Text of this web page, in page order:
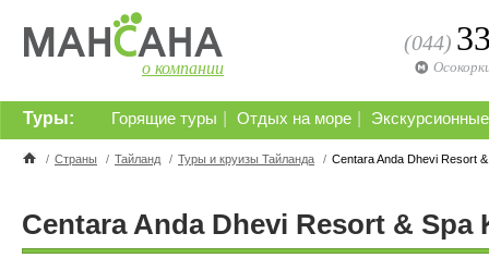
о компании
(044)
Горящие туры Отдых на море
Туры:
/ Страны / Тайланд / Туры и круизы Тайланда / Centara Anda Dhevi Resort
Centara Anda Dhevi Resort & Spa